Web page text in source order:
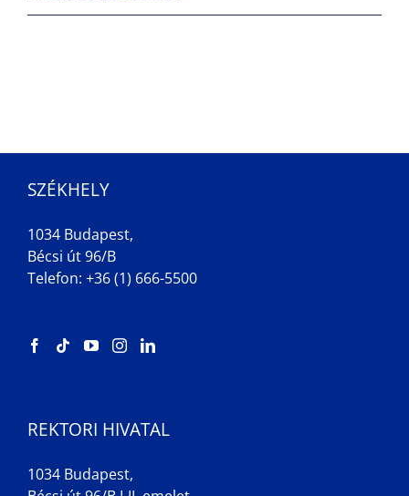
SZÉKHELY
1034 Budapest,
Bécsi út 96/B
Telefon: +36 (1) 666-5500
REKTORI HIVATAL
1034 Budapest,